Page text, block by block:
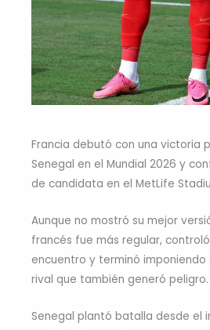
Francia debutó con una victoria
Senegal en el Mundial 2026 y
de candidata en el MetLife
Aunque no mostró su mejor
francés fue más regular,
encuentro y terminó imponiendo
rival que también generó peligro.
Senegal plantó batalla desde el